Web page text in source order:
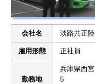
会社名 淡路共正
雇用形態 正社員
勤務地
兵庫県西
5